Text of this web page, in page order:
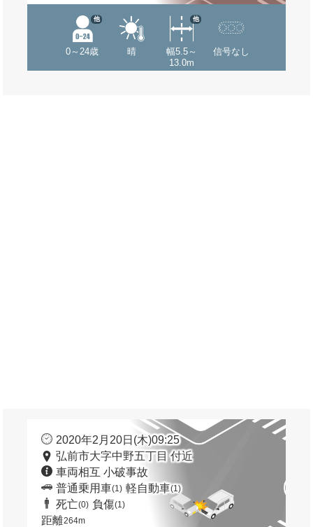
0～24歳
他
晴
幅5.5～
13.0m
他
信号なし
2020年2月20日(木)09:25
弘前市大字中野五丁目 付近
車両相互 小破事故
普通乗用車(1) 軽自動車(1)
死亡(0) 負傷(1)
距離264m